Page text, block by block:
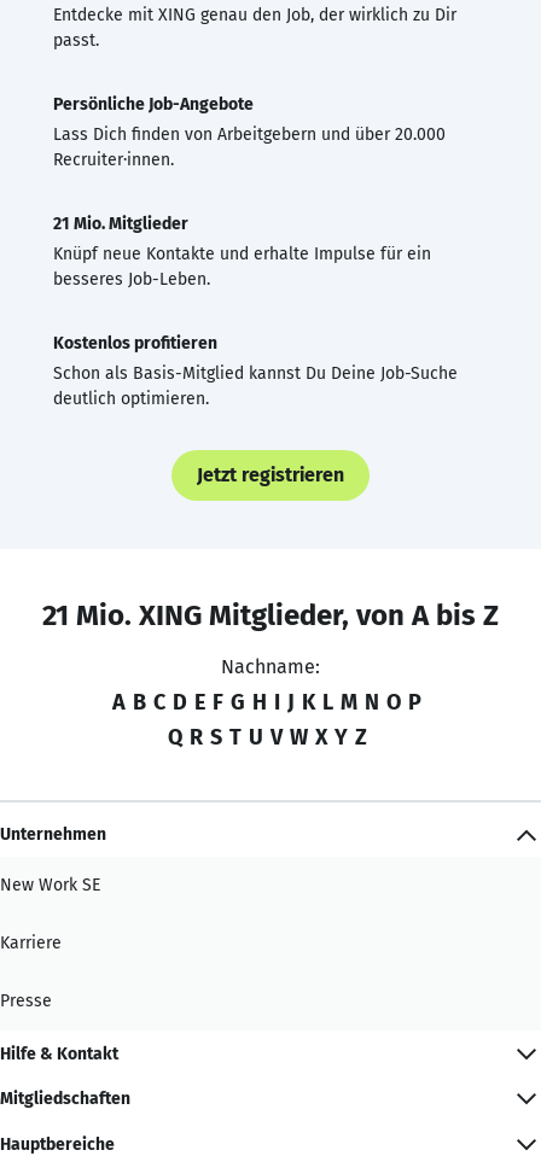
Entdecke mit XING genau den Job, der wirklich zu Dir
passt.
Persönliche Job-Angebote
Lass Dich finden von Arbeitgebern und über 20.000
Recruiter·innen.
21 Mio. Mitglieder
Knüpf neue Kontakte und erhalte Impulse für ein
besseres Job-Leben.
Kostenlos profitieren
Schon als Basis-Mitglied kannst Du Deine Job-Suche
deutlich optimieren.
Jetzt registrieren
21 Mio. XING Mitglieder, von A bis Z
Nachname:
A B C D E F G H I J K L M N O P
Q R S T U V W X Y Z
Unternehmen
New Work SE
Karriere
Presse
Hilfe & Kontakt
Mitgliedschaften
Hauptbereiche